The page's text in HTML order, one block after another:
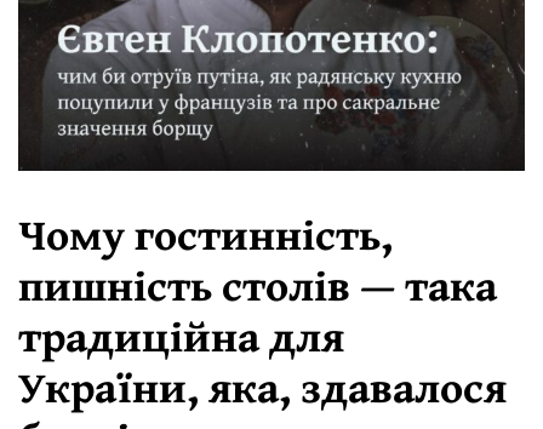
Чому гостинність,
пишність столів — така
традиційна для
України, яка, здавалося